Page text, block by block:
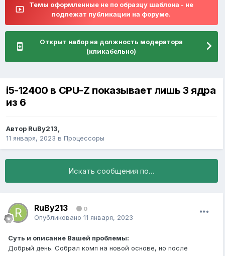
Темы оформленные не по образцу шаблона - не
подлежат публикации на форуме.
Открыт набор на должность модератора
(кликабельно)
i5-12400 в CPU-Z показывает лишь 3 ядра
из 6
Автор RuBy213,
11 января, 2023 в Процессоры
Искать сообщения по...
RuBy213 0
Опубликовано 11 января, 2023
Суть и описание Вашей проблемы:
Добрый день. Собрал комп на новой основе, но после